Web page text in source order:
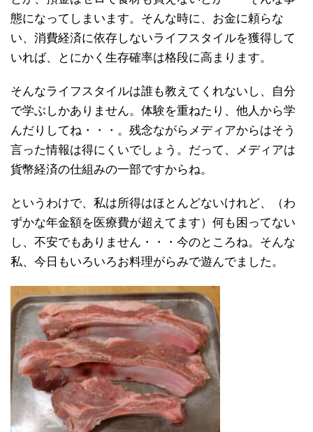
態になってしまいます。そんな時に、お金に頼らな
い、消費経済に依存しないライフスタイルを獲得して
いれば、とにかく生存確率は格段に高まります。
そんなライフスタイルは誰も教えてくれないし、自分
で学ぶしかありません。体験を重ねたり、他人から学
んだりしてね・・・。残念ながらメディアからはそう
言った情報は得にくいでしょう。だって、メディアは
貨幣経済の仕組みの一部ですからね。
というわけで、私は所得はほとんどないけれど、（わ
ずかな年金額を医療費が超えてます）何も困ってない
し、不安でもありません・・・今のところね。そんな
私、今日もいろいろお料理がらみで遊んでました。